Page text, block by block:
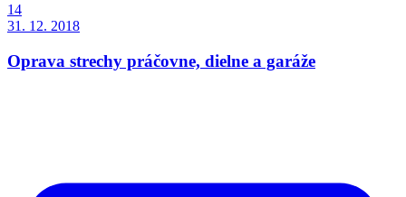
14
31. 12. 2018
Oprava strechy práčovne, dielne a garáže